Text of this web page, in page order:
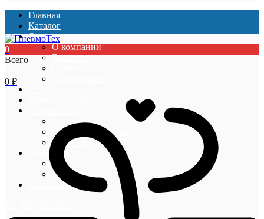
Главная
Каталог
О компании
О компании
Вакансии
Гарантии
Оплата и доставка
Акции и скидки
Информация
Блог
Новости
Контакты
0
Всего
0 ₽